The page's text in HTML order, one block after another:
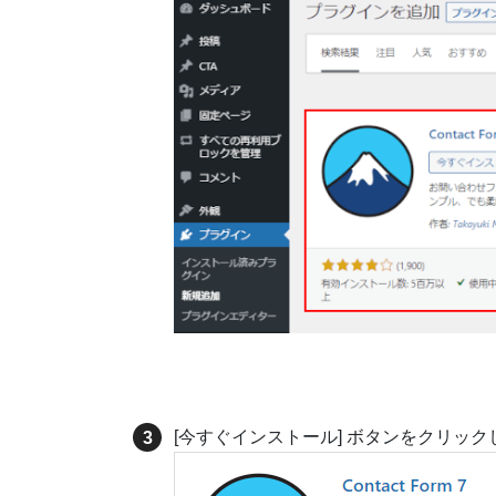
[今すぐインストール] ボタンをクリック